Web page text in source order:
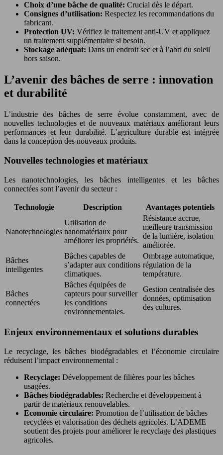
Choix d’une bâche de qualité: Crucial dès le départ.
Consignes d’utilisation: Respectez les recommandations du
fabricant.
Protection UV: Vérifiez le traitement anti-UV et appliquez
un traitement supplémentaire si besoin.
Stockage adéquat: Dans un endroit sec et à l’abri du soleil
hors saison.
L’avenir des bâches de serre : innovation
et durabilité
L’industrie des bâches de serre évolue constamment, avec de
nouvelles technologies et de nouveaux matériaux améliorant leurs
performances et leur durabilité. L’agriculture durable est intégrée
dans la conception des nouveaux produits.
Nouvelles technologies et matériaux
Les nanotechnologies, les bâches intelligentes et les bâches
connectées sont l’avenir du secteur :
Technologie Description Avantages potentiels
Nanotechnologies
Utilisation de
nanomatériaux pour
améliorer les propriétés.
Résistance accrue,
meilleure transmission
de la lumière, isolation
améliorée.
Bâches
intelligentes
Bâches capables de
s’adapter aux conditions
climatiques.
Ombrage automatique,
régulation de la
température.
Bâches
connectées
Bâches équipées de
capteurs pour surveiller
les conditions
environnementales.
Gestion centralisée des
données, optimisation
des cultures.
Enjeux environnementaux et solutions durables
Le recyclage, les bâches biodégradables et l’économie circulaire
réduisent l’impact environnemental :
Recyclage: Développement de filières pour les bâches
usagées.
Bâches biodégradables: Recherche et développement à
partir de matériaux renouvelables.
Economie circulaire: Promotion de l’utilisation de bâches
recyclées et valorisation des déchets agricoles. L’ADEME
soutient des projets pour améliorer le recyclage des plastiques
agricoles.